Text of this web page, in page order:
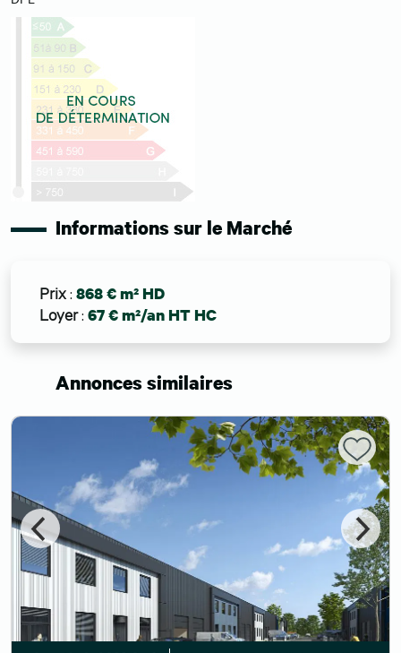
Informations sur le Marché
Prix: 868 € m² HD
Loyer: 67 € m²/an HT HC
Annonces similaires